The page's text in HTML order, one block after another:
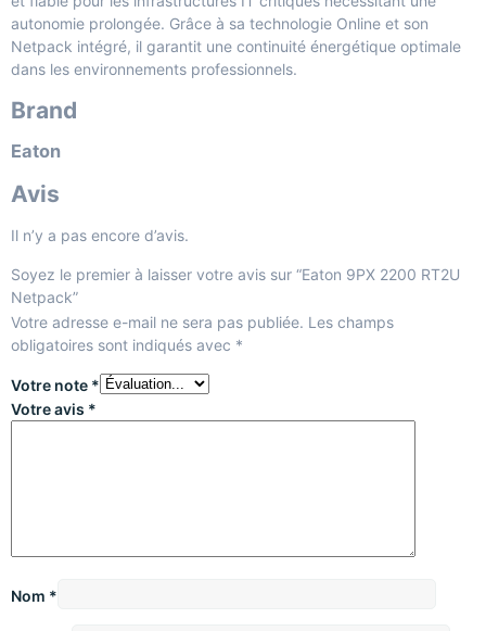
autonomie prolongée. Grâce à sa technologie Online et son
Netpack intégré, il garantit une continuité énergétique optimale
dans les environnements professionnels.
Brand
Eaton
Avis
Il n’y a pas encore d’avis.
Soyez le premier à laisser votre avis sur “Eaton 9PX 2200 RT2U
Netpack”
Votre adresse e-mail ne sera pas publiée. Les champs
obligatoires sont indiqués avec *
Votre note *
Votre avis *
Nom *